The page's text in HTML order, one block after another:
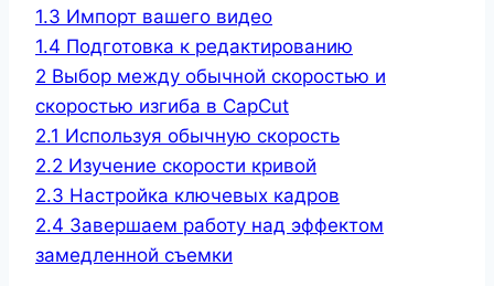
1.3 Импорт вашего видео
1.4 Подготовка к редактированию
2 Выбор между обычной скоростью и
скоростью изгиба в CapCut
2.1 Используя обычную скорость
2.2 Изучение скорости кривой
2.3 Настройка ключевых кадров
2.4 Завершаем работу над эффектом
замедленной съемки